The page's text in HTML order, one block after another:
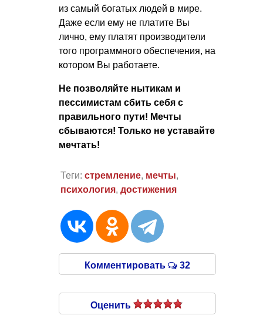
из самый богатых людей в мире.
Даже если ему не платите Вы
лично, ему платят производители
того программного обеспечения, на
котором Вы работаете.
Не позволяйте нытикам и
пессимистам сбить себя с
правильного пути! Мечты
сбываются! Только не уставайте
мечтать!
Теги: стремление, мечты,
психология, достижения
Комментировать 32
Оценить